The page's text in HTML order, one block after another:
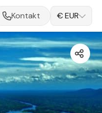
Kontakt € EUR